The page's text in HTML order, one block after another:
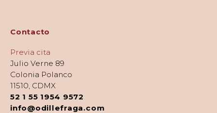
Contacto
Previa cita
Julio Verne 89
Colonia Polanco
11510, CDMX
52 1 55 1954 9572
info@odillefraga.com